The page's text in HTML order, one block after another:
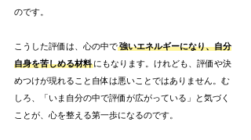
のです。
こうした評価は、心の中で強いエネルギーになり、自分
自身を苦しめる材料 にもなります。けれども、評価や決
めつけが現れること自体は悪いことではありません。む
しろ、「いま自分の中で評価が広がっている」と気づく
ことが、心を整える第一歩になるのです。